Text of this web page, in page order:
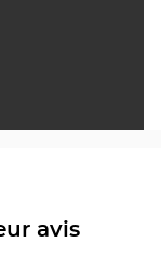
avis